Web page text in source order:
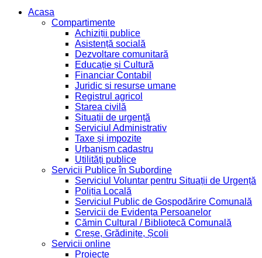
Acasa
Compartimente
Achiziții publice
Asistență socială
Dezvoltare comunitară
Educație și Cultură
Financiar Contabil
Juridic si resurse umane
Registrul agricol
Starea civilă
Situații de urgență
Serviciul Administrativ
Taxe și impozite
Urbanism cadastru
Utilități publice
Servicii Publice în Subordine
Serviciul Voluntar pentru Situații de Urgență
Poliția Locală
Serviciul Public de Gospodărire Comunală
Servicii de Evidența Persoanelor
Cămin Cultural / Bibliotecă Comunală
Creșe, Grădinițe, Școli
Servicii online
Proiecte